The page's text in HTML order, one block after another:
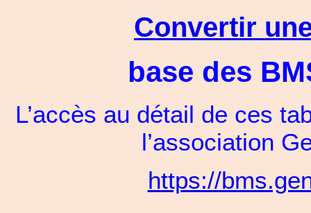
Convertir
base des
L’accès au détail de ces
l’association
https://